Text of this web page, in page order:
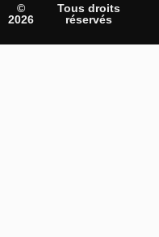
©
2026
Tous droits
réservés